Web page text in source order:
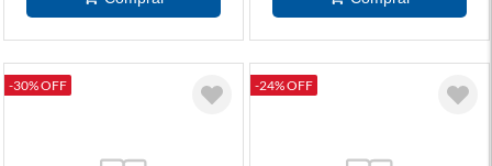
-30% OFF -24% OFF